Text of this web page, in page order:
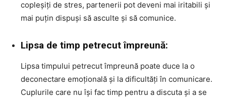
copleșiți de stres, partenerii pot deveni mai iritabili și
mai puțin dispuși să asculte și să comunice.
Lipsa de timp petrecut împreună:
Lipsa timpului petrecut împreună poate duce la o
deconectare emoțională și la dificultăți în comunicare.
Cuplurile care nu își fac timp pentru a discuta și a se